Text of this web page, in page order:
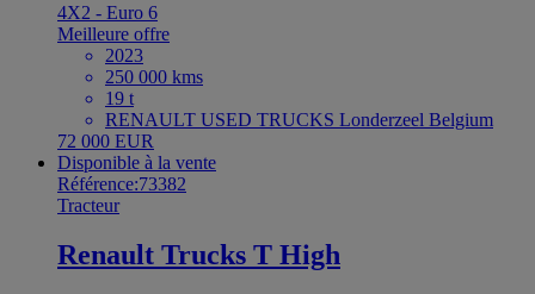
4X2 - Euro 6
Meilleure offre
2023
250 000 kms
19 t
RENAULT USED TRUCKS Londerzeel Belgium
72 000 EUR
Disponible à la vente
Référence:73382
Tracteur
Renault Trucks T High